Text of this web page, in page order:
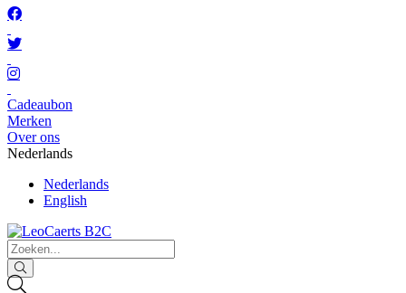
Cadeaubon
Merken
Over ons
Nederlands
Nederlands
English